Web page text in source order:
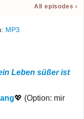
All episodes ›
MP3
Leben süßer ist
💖 (Option: mir